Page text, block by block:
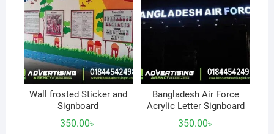
Wall frosted Sticker and
Signboard
350.00৳
Bangladesh Air Force
Acrylic Letter Signboard
350.00৳